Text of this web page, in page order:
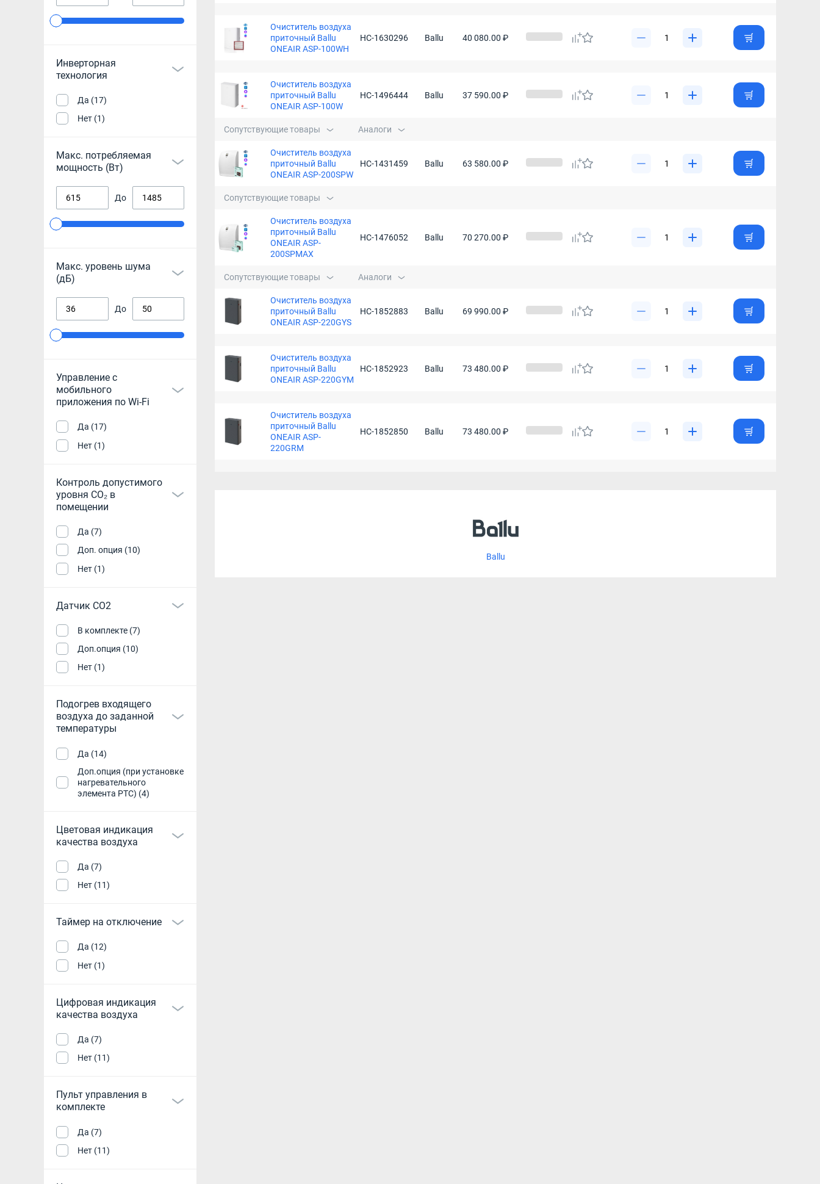
Инверторная
технология
Да (17)
Нет (1)
Макс. потребляемая
мощность (Вт)
До
Макс. уровень шума
(дБ)
До
Управление c
мобильного
приложения по Wi-Fi
Да (17)
Нет (1)
Контроль допустимого
уровня CO₂ в
помещении
Да (7)
Доп. опция (10)
Нет (1)
Датчик CO2
В комплекте (7)
Доп.опция (10)
Нет (1)
Подогрев входящего
воздуха до заданной
температуры
Да (14)
Доп.опция (при установке
нагревательного
элемента РТС) (4)
Цветовая индикация
качества воздуха
Да (7)
Нет (11)
Таймер на отключение
Да (12)
Нет (1)
Цифровая индикация
качества воздуха
Да (7)
Нет (11)
Пульт управления в
комплекте
Да (7)
Нет (11)
Очиститель воздуха
приточный Ballu
ONEAIR ASP-100WH
НС-1630296 Ballu 40 080.00 ₽
Очиститель воздуха
приточный Ballu
ONEAIR ASP-100W
НС-1496444 Ballu 37 590.00 ₽
Сопутствующие товары Аналоги
Очиститель воздуха
приточный Ballu
ONEAIR ASP-200SPW
НС-1431459 Ballu 63 580.00 ₽
Сопутствующие товары
Очиститель воздуха
приточный Ballu
ONEAIR ASP-
200SPMAX
НС-1476052 Ballu 70 270.00 ₽
Сопутствующие товары Аналоги
Очиститель воздуха
приточный Ballu
ONEAIR ASP-220GYS
НС-1852883 Ballu 69 990.00 ₽
Очиститель воздуха
приточный Ballu
ONEAIR ASP-220GYM
НС-1852923 Ballu 73 480.00 ₽
Очиститель воздуха
приточный Ballu
ONEAIR ASP-
220GRM
НС-1852850 Ballu 73 480.00 ₽
Ballu